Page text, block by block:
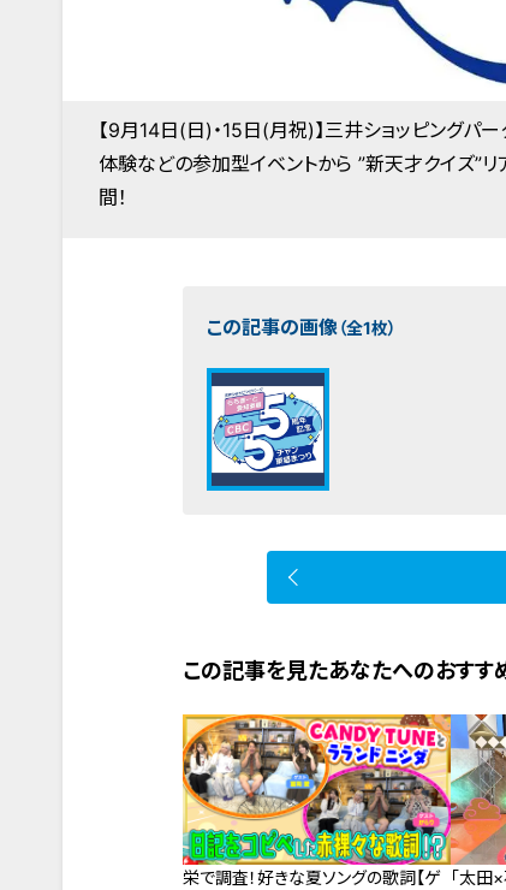
【9月14日(日)・15日(月祝)】三井ショッピング
体験などの参加型イベントから ”新天才クイズ”
間！
この記事の画像（全1枚）
この記事を見たあなたへのおすす
栄で調査！好きな夏ソングの歌詞【ゲ 「太田